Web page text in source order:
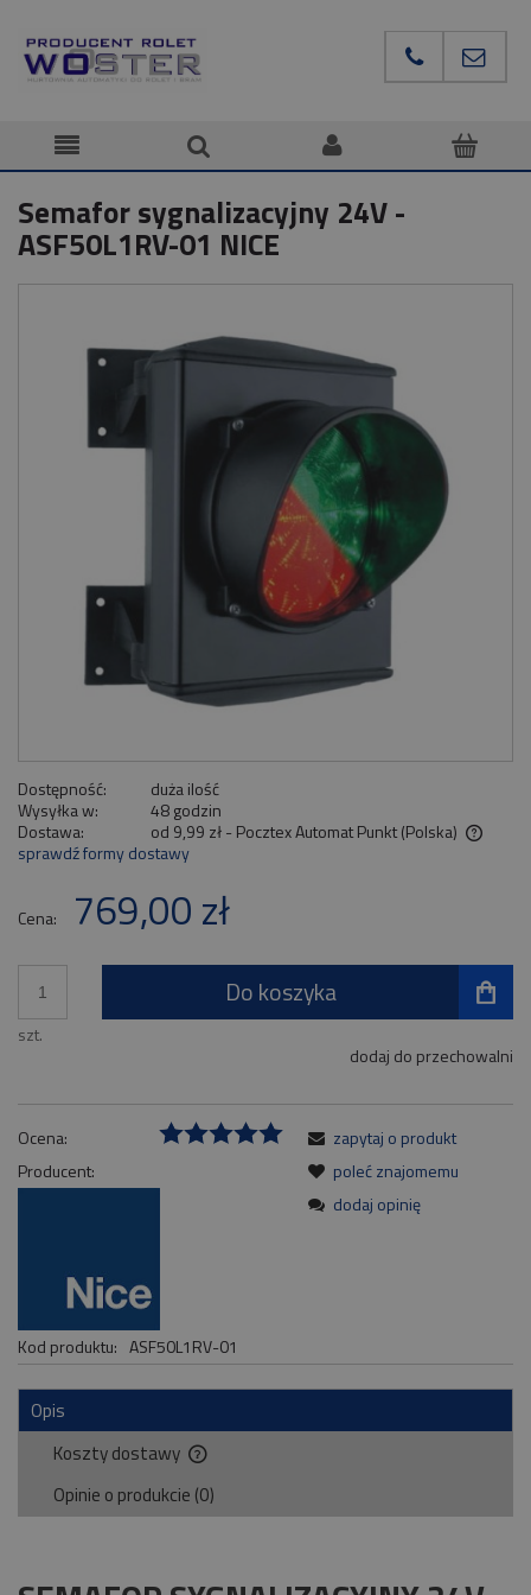
Semafor sygnalizacyjny 24V -
ASF50L1RV-01 NICE
Dostępność:
duża ilość
Wysyłka w:
48 godzin
Dostawa:
od 9,99 zł - Pocztex Automat Punkt (Polska)
Cena nie zawiera ewentualnych kosztów płatności
sprawdź formy dostawy
Cena: 769,00 zł
szt.
Do koszyka
dodaj do przechowalni
Ocena:
Producent:
Kod produktu: ASF50L1RV-01
zapytaj o produkt
poleć znajomemu
dodaj opinię
Opis
Koszty dostawy
Cena nie zawiera ewentualnych kosztów płatności
Opinie o produkcie (0)